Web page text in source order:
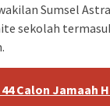
Sumsel
sekolah
Calon Jamaah